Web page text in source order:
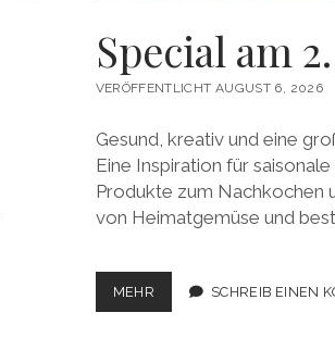
Special am
VERÖFFENTLICHT AUGUST 6, 2026
Gesund, kreativ und eine
Eine Inspiration für
Produkte zum Nachkochen
von Heimatgemüse und
MEHR SPECIAL
AM
SCHREIB EINEN